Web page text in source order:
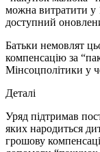
можна витратити у
доступний
Батьки немовлят
компенсацію за
Мінсоцполітики у
Деталі
Уряд підтримав
яких народиться
грошову